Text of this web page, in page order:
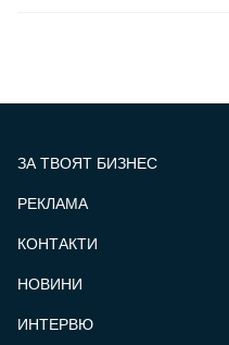
ЗА ТВОЯТ БИЗНЕС
РЕКЛАМА
КОНТАКТИ
НОВИНИ
ИНТЕРВЮ